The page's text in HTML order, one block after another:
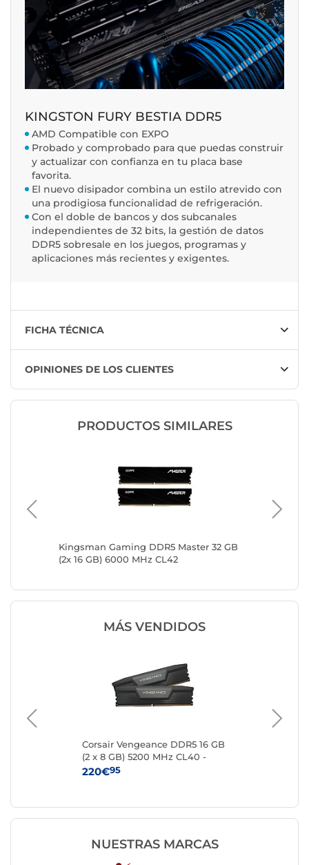
KINGSTON FURY BESTIA DDR5
AMD Compatible con EXPO
Probado y comprobado para que puedas construir
y actualizar con confianza en tu placa base
favorita.
El nuevo disipador combina un estilo atrevido con
una prodigiosa funcionalidad de refrigeración.
Con el doble de bancos y dos subcanales
independientes de 32 bits, la gestión de datos
DDR5 sobresale en los juegos, programas y
aplicaciones más recientes y exigentes.
FICHA TÉCNICA
OPINIONES DE LOS CLIENTES
PRODUCTOS SIMILARES
Kingsman Gaming DDR5 Master 32 GB
(2x 16 GB) 6000 MHz CL42
MÁS VENDIDOS
Corsair Vengeance DDR5 16 GB
(2 x 8 GB) 5200 MHz CL40 -
Negro
220€95
NUESTRAS MARCAS